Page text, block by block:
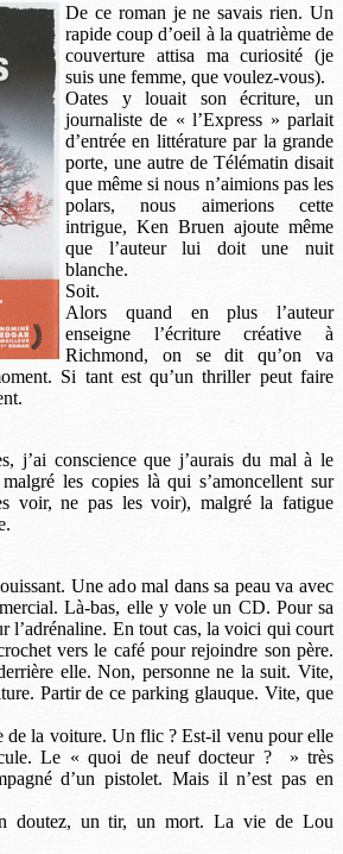
De ce roman je ne savais rien. Un
rapide coup d’oeil à la quatrième de
couverture attisa ma curiosité (je
suis une femme, que voulez-vous).
Oates y louait son écriture, un
journaliste de « l’Express » parlait
d’entrée en littérature par la grande
porte, une autre de Télématin disait
que même si nous n’aimions pas les
polars, nous aimerions cette
intrigue, Ken Bruen ajoute même
que l’auteur lui doit une nuit
blanche.
Soit.
Alors quand en plus l’auteur
enseigne l’écriture créative à
Richmond, on se dit qu’on va
Si tant est qu’un thriller peut faire
j’ai conscience que j’aurais du mal à le
les copies là qui s’amoncellent sur
voir, ne pas les voir), malgré la fatigue
Une ado mal dans sa peau va avec
Là-bas, elle y vole un CD. Pour sa
l’adrénaline. En tout cas, la voici qui court
vers le café pour rejoindre son père.
elle. Non, personne ne la suit. Vite,
Partir de ce parking glauque. Vite, que
de la voiture. Un flic ? Est-il venu pour elle
Le « quoi de neuf docteur ? » très
d’un pistolet. Mais il n’est pas en
doutez, un tir, un mort. La vie de Lou